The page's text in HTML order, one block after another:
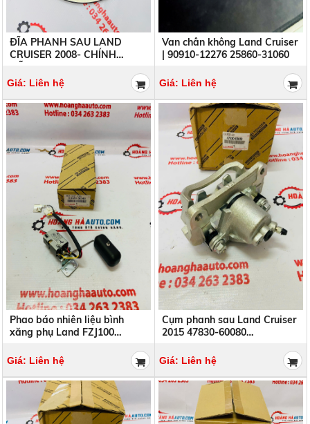
ĐĨA PHANH SAU LAND
CRUISER 2008- CHÍNH
4243160290
Giá: Liên hệ
Van chân không Land Cruiser
| 90910-12276 25860-31060
Giá: Liên hệ
Phao báo nhiên liệu bình
xăng phụ Land FZJ100
Giá: Liên hệ
Cụm phanh sau Land Cruiser
2015 47830-60080
Giá: Liên hệ